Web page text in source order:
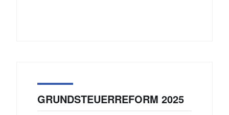
GRUNDSTEUERREFORM 2025